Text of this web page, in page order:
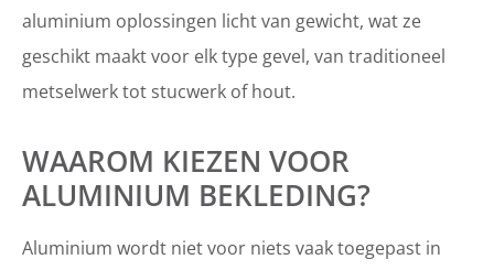
aluminium oplossingen licht van gewicht, wat ze
geschikt maakt voor elk type gevel, van traditioneel
metselwerk tot stucwerk of hout.
WAAROM KIEZEN VOOR
ALUMINIUM BEKLEDING?
Aluminium wordt niet voor niets vaak toegepast in